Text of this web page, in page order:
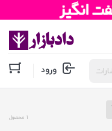
ورود
1 محصول